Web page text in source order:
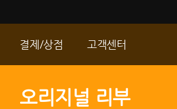
오리지널 리부
결제/상점
마이 Wshop
고객센터
문의/신고